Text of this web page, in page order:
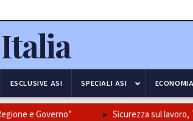
ESCLUSIVE ASI SPECIALI ASI ECONOMIA
e Governo” Sicurezza sul lavoro,